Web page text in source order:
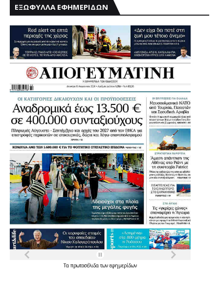
ΕΞΩΦΥΛΛΑ ΕΦΗΜΕΡΙΔΩΝ
Τα πρωτοσέλιδατων εφημερίδων